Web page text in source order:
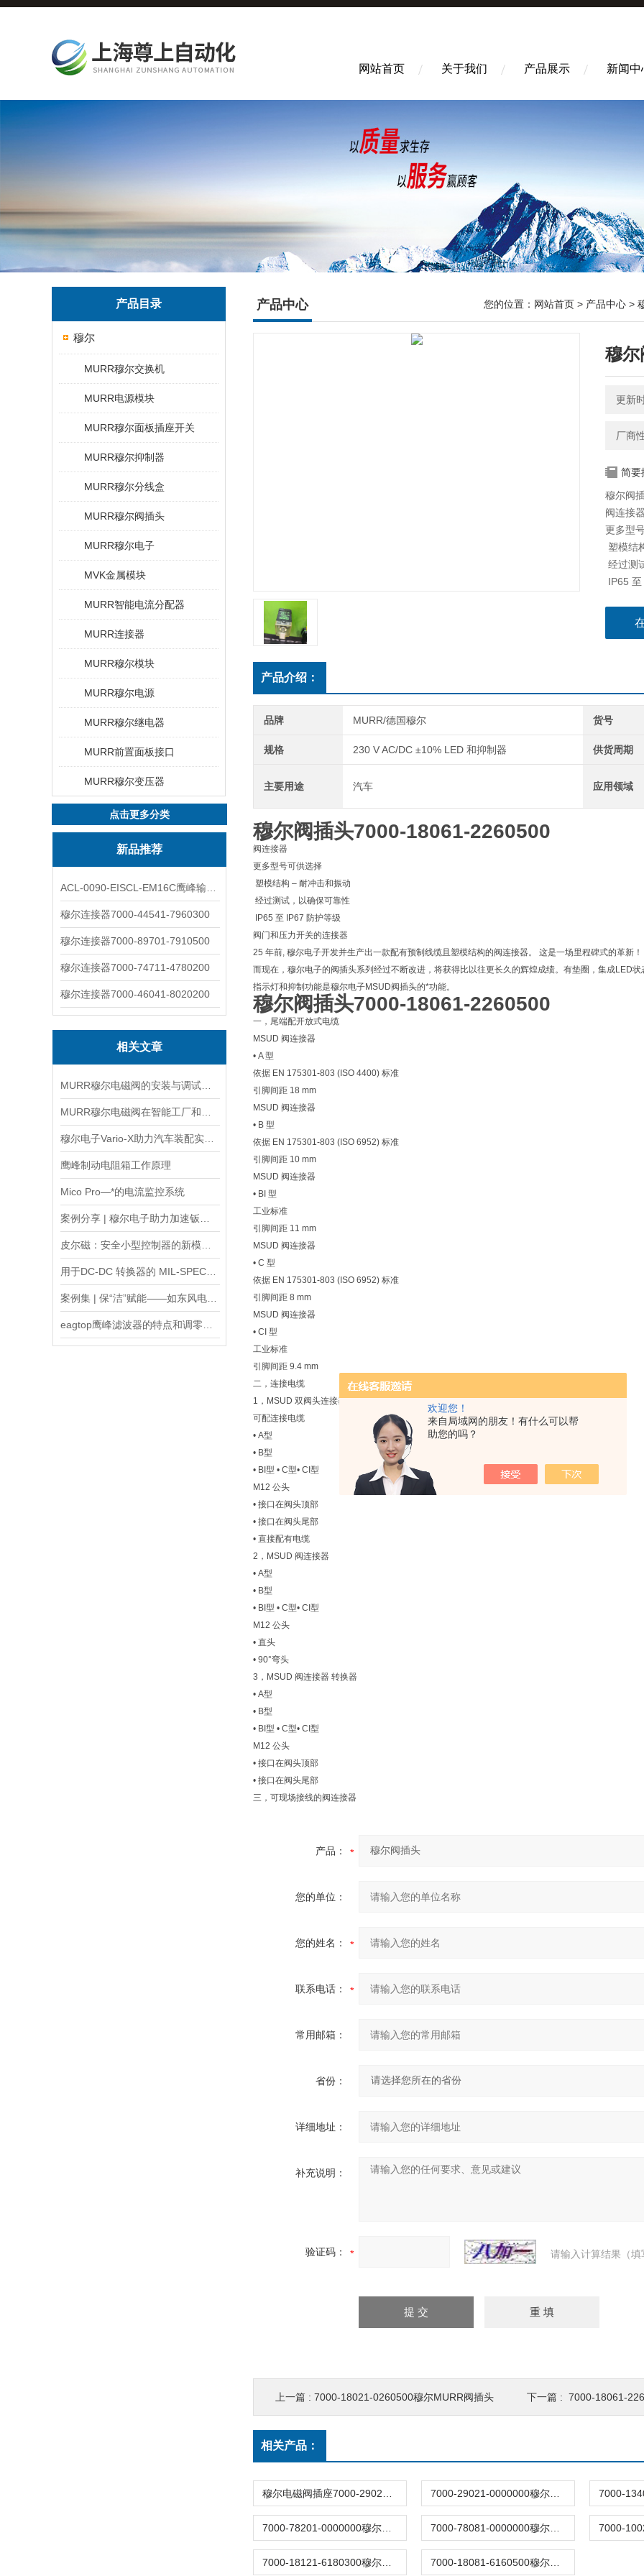
欢迎您！
来自局域网的朋友！有什么可以帮
助您的吗？
网站首页 关于我们 产品展示 新闻中
产品目录
穆尔
MURR穆尔交换机
MURR电源模块
MURR穆尔面板插座开关
MURR穆尔抑制器
MURR穆尔分线盒
MURR穆尔阀插头
MURR穆尔电子
MVK金属模块
MURR智能电流分配器
MURR连接器
MURR穆尔模块
MURR穆尔电源
MURR穆尔继电器
MURR前置面板接口
MURR穆尔变压器
点击更多分类
新品推荐
穆尔连接器7000-44541-7960300
穆尔连接器7000-89701-7910500
穆尔连接器7000-74711-4780200
穆尔连接器7000-46041-8020200
相关文章
鹰峰制动电阻箱工作原理
Mico Pro—*的电流监控系统
产品中心 您的位置： 网站首页 > 产品中心 >
穆尔
更新
厂商
简要
穆尔阀
阀连接
更多型
 塑模
 经过
 IP65
产品介绍：
品牌 MURR/德国穆尔 货号
规格 230 V AC/DC ±10% LED 和抑制器 供货周期
主要用途 汽车 应用领域
穆尔阀插头7000-18061-2260500
阀连接器
更多型号可供选择
 塑模结构 – 耐冲击和振动
 经过测试，以确保可靠性
 IP65 至 IP67 防护等级
阀门和压力开关的连接器
25 年前, 穆尔电子开发并生产出一款配有预制线缆且塑模结构的阀连接器。 这是一场里程碑式的革新！
而现在，穆尔电子的阀插头系列经过不断改进，将获得比以往更长久的辉煌成绩。有垫圈，集成LED状
指示灯和抑制功能是穆尔电子MSUD阀插头的*功能。
穆尔阀插头7000-18061-2260500
一，尾端配开放式电缆
MSUD 阀连接器
• A 型
依据 EN 175301-803 (ISO 4400) 标准
引脚间距 18 mm
MSUD 阀连接器
• B 型
依据 EN 175301-803 (ISO 6952) 标准
引脚间距 10 mm
MSUD 阀连接器
• BI 型
工业标准
引脚间距 11 mm
MSUD 阀连接器
• C 型
依据 EN 175301-803 (ISO 6952) 标准
引脚间距 8 mm
MSUD 阀连接器
• CI 型
工业标准
引脚间距 9.4 mm
二，连接电缆
1，MSUD 双阀头连接器
可配连接电缆
• A型
• B型
• BI型 • C型• CI型
M12 公头
• 接口在阀头顶部
• 接口在阀头尾部
• 直接配有电缆
2，MSUD 阀连接器
• A型
• B型
• BI型 • C型• CI型
M12 公头
• 直头
• 90°弯头
3，MSUD 阀连接器 转换器
• A型
• B型
• BI型 • C型• CI型
M12 公头
• 接口在阀头顶部
• 接口在阀头尾部
三，可现场接线的阀连接器
产品：
您的单位：
您的姓名：
联系电话：
常用邮箱：
省份：
详细地址：
补充说明：
验证码： 请输入计算结果（
上一篇 : 7000-18021-0260500穆尔MURR阀插头 下一篇 : 7000-18061-
相关产品：